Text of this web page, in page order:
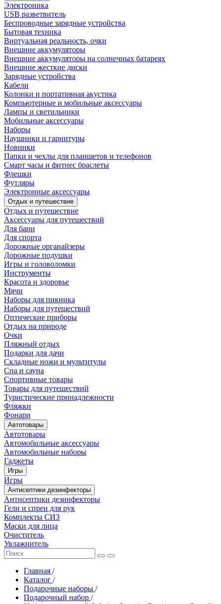
Электроника
USB разветвитель
Беспроводные зарядные устройства
Бытовая техника
Виртуальная реальность, очки
Внешние аккумуляторы
Внешние аккумуляторы на солнечных батареях
Внешние жесткие диски
Зарядные устройства
Кабели
Колонки и портативная акустика
Компьютерные и мобильные аксессуары
Лампы и светильники
Мобильные аксессуары
Наборы
Наушники и гарнитуры
Новинки
Папки и чехлы для планшетов и телефонов
Смарт часы и фитнес браслеты
Флешки
Футляры
Электронные аксессуары
Отдых и путешествие
Отдых и путешествие
Аксессуары для путешествий
Для бани
Для спорта
Дорожные органайзеры
Дорожные подушки
Игры и головоломки
Инструменты
Красота и здоровье
Мячи
Наборы для пикника
Наборы для путешествий
Оптические приборы
Отдых на природе
Очки
Пляжный отдых
Подарки для дачи
Складные ножи и мультитулы
Спа и сауна
Спортивные товары
Товары для путешествий
Туристические принадлежности
Фляжки
Фонари
Автотовары
Автотовары
Автомобильные аксессуары
Автомобильные наборы
Гаджеты
Игры
Игры
Антисептики дезинфекторы
Антисептики дезинфекторы
Гели и спреи для рук
Комплекты СИЗ
Маски для лица
Очиститель
Увлажнитель
Главная /
Каталог /
Подарочные наборы /
Подарочный набор /